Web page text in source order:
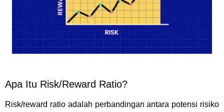
Apa Itu Risk/Reward Ratio?
Risk/reward ratio adalah perbandingan antara potensi risiko